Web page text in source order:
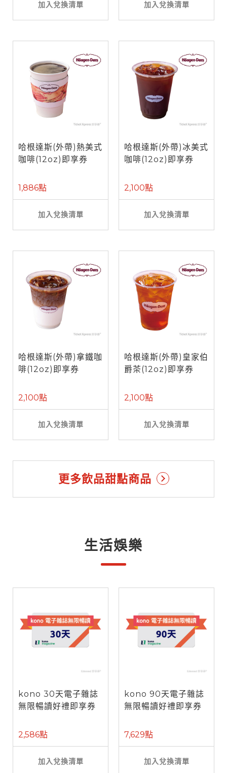
加入兌換清單 加入兌換清單
哈根達斯(外帶)熱美式
咖啡(12oz)即享券
1,886點
加入兌換清單
哈根達斯(外帶)冰美式
咖啡(12oz)即享券
2,100點
加入兌換清單
哈根達斯(外帶)拿鐵咖
啡(12oz)即享券
2,100點
加入兌換清單
哈根達斯(外帶)皇家伯
爵茶(12oz)即享券
2,100點
加入兌換清單
更多飲品甜點商品
生活娛樂
kono 30天電子雜誌
無限暢讀好禮即享券
2,586點
加入兌換清單
kono 90天電子雜誌
無限暢讀好禮即享券
7,629點
加入兌換清單